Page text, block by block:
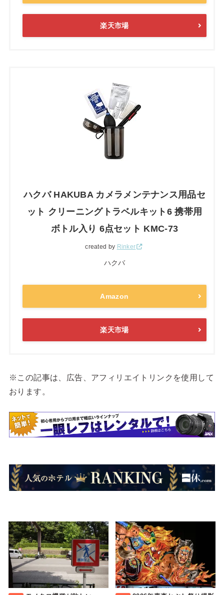
楽天市場
ハクバ HAKUBA カメラメンテナンス用品セ
ット クリーニングトラベルキット6 携帯用
ボトル入り 6点セット KMC-73
created by Rinker
ハクバ
Amazon
楽天市場
※この記事は、広告、アフィリエイトリンクを使用して
おります。